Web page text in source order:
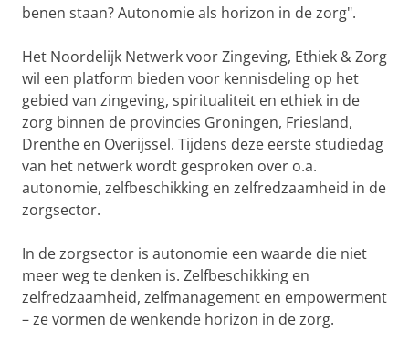
benen staan? Autonomie als horizon in de zorg".
Het Noordelijk Netwerk voor Zingeving, Ethiek & Zorg
wil een platform bieden voor kennisdeling op het
gebied van zingeving, spiritualiteit en ethiek in de
zorg binnen de provincies Groningen, Friesland,
Drenthe en Overijssel. Tijdens deze eerste studiedag
van het netwerk wordt gesproken over o.a.
autonomie, zelfbeschikking en zelfredzaamheid in de
zorgsector.
In de zorgsector is autonomie een waarde die niet
meer weg te denken is. Zelfbeschikking en
zelfredzaamheid, zelfmanagement en empowerment
– ze vormen de wenkende horizon in de zorg.